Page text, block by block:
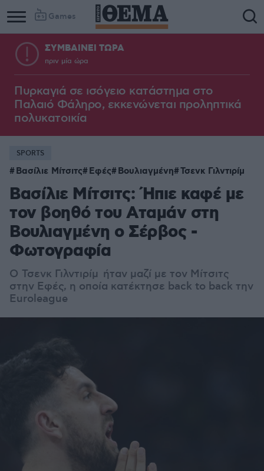
Games
ΣΥΜΒΑΙΝΕΙ ΤΩΡΑ
πριν μία ώρα
Πυρκαγιά σε ισόγειο κατάστημα στο
Παλαιό Φάληρο, εκκενώνεται προληπτικά
πολυκατοικία
SPORTS
Βασίλιε Μίτσιτς Εφές Βουλιαγμένη Τσενκ Γιλντιρίμ
Βασίλιε Μίτσιτς: Ήπιε καφέ με
τον βοηθό του Αταμάν στη
Βουλιαγμένη ο Σέρβος -
Φωτογραφία
Ο Τσενκ Γιλντιρίμ ήταν μαζί με τον Μίτσιτς
στην Εφές, η οποία κατέκτησε back to back την
Euroleague